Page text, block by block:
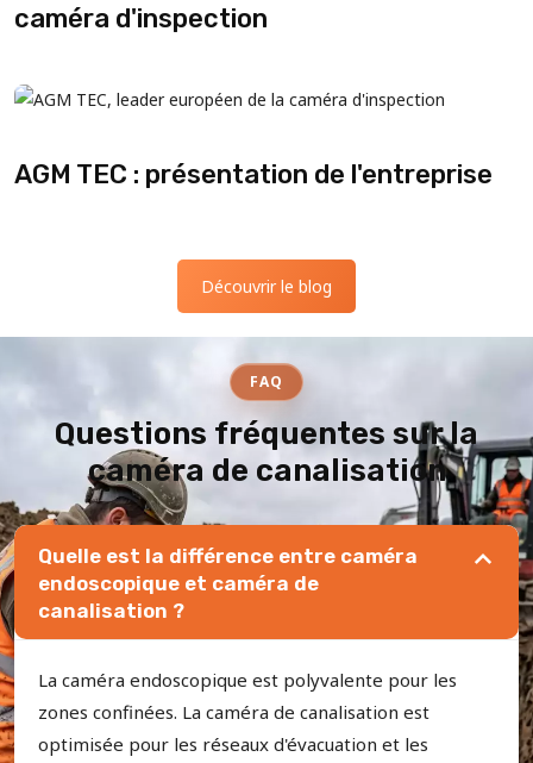
caméra d'inspection
AGM TEC : présentation de l'entreprise
Découvrir le blog
FAQ
Questions fréquentes sur la
caméra de canalisation
Quelle est la différence entre caméra
endoscopique et caméra de
canalisation ?
La caméra endoscopique est polyvalente pour les
zones confinées. La caméra de canalisation est
optimisée pour les réseaux d'évacuation et les